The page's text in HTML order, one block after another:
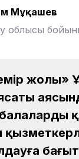
Мұқашев
облысы
жолы»